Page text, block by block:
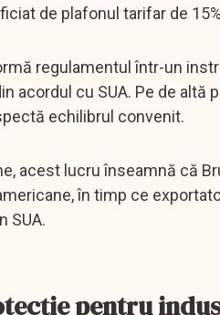
de plafonul tarifar de
regulamentul într-un
acordul cu SUA. Pe de altă
echilibrul convenit.
acest lucru înseamnă că
în timp ce
SUA.
pentru